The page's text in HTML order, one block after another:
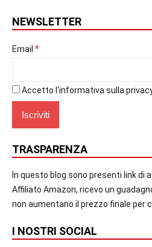
NEWSLETTER
Email *
Accetto l'informativa sulla
TRASPARENZA
In questo blog sono presenti link di
Affiliato Amazon, ricevo un
non aumentano il prezzo finale per
I NOSTRI SOCIAL